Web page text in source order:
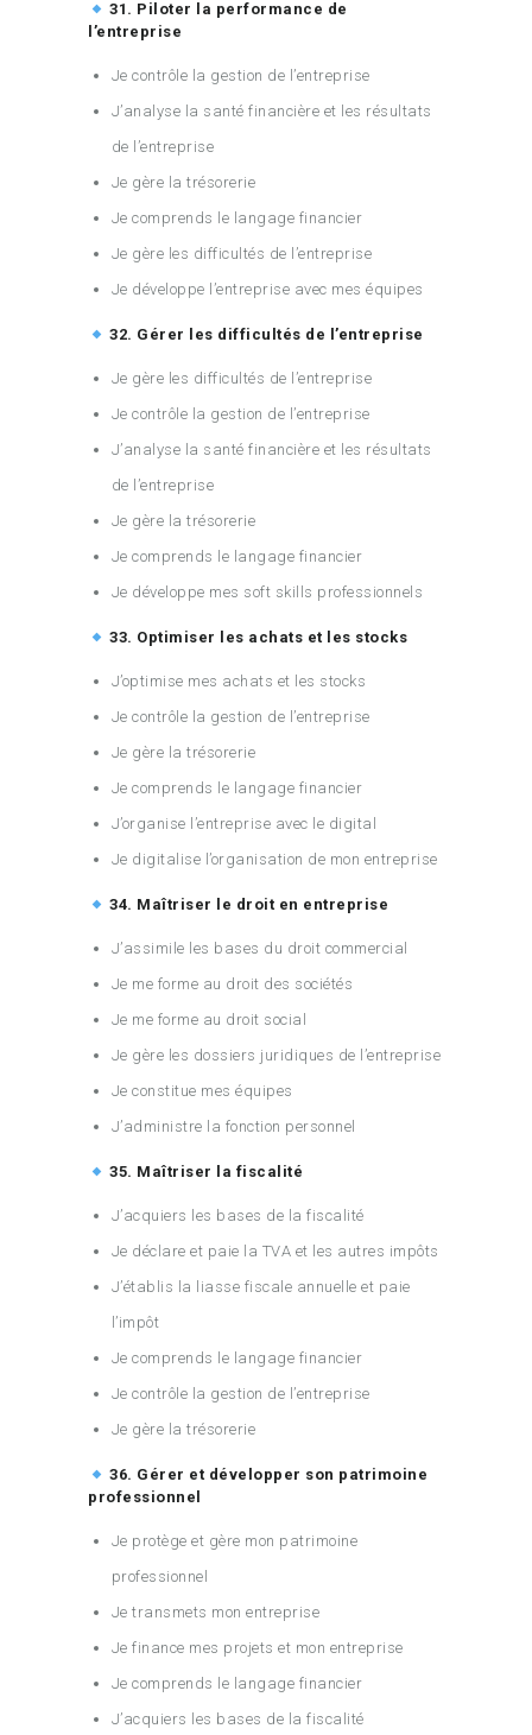
31. Piloter la performance de
l’entreprise
Je contrôle la gestion de l’entreprise
J’analyse la santé financière et les résultats
de l’entreprise
Je gère la trésorerie
Je comprends le langage financier
Je gère les difficultés de l’entreprise
Je développe l’entreprise avec mes équipes
32. Gérer les difficultés de l’entreprise
Je gère les difficultés de l’entreprise
Je contrôle la gestion de l’entreprise
J’analyse la santé financière et les résultats
de l’entreprise
Je gère la trésorerie
Je comprends le langage financier
Je développe mes soft skills professionnels
33. Optimiser les achats et les stocks
J’optimise mes achats et les stocks
Je contrôle la gestion de l’entreprise
Je gère la trésorerie
Je comprends le langage financier
J’organise l’entreprise avec le digital
Je digitalise l’organisation de mon entreprise
34. Maîtriser le droit en entreprise
J’assimile les bases du droit commercial
Je me forme au droit des sociétés
Je me forme au droit social
Je gère les dossiers juridiques de l’entreprise
Je constitue mes équipes
J’administre la fonction personnel
35. Maîtriser la fiscalité
J’acquiers les bases de la fiscalité
Je déclare et paie la TVA et les autres impôts
J’établis la liasse fiscale annuelle et paie
l’impôt
Je comprends le langage financier
Je contrôle la gestion de l’entreprise
Je gère la trésorerie
36. Gérer et développer son patrimoine
professionnel
Je protège et gère mon patrimoine
professionnel
Je transmets mon entreprise
Je finance mes projets et mon entreprise
Je comprends le langage financier
J’acquiers les bases de la fiscalité